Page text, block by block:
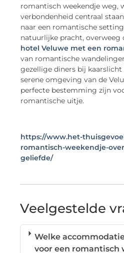
romantisch weekendje weg,
verbondenheid centraal
naar een romantische
natuurlijke pracht, overweeg
hotel Veluwe met een
van romantische
gezellige diners bij
serene omgeving van de
perfecte bestemming zijn
romantische uitje.
https://www.het-
romantisch-weekendje-
geliefde/
Veelgestelde
Welke
voor een romantisch